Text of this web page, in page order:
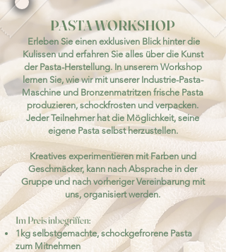
PASTA WORKSHOP
Erleben Sie einen exklusiven Blick hinter die
Kulissen und erfahren Sie alles über die Kunst
der Pasta-Herstellung. In unserem Workshop
lernen Sie, wie wir mit unserer Industrie-Pasta-
Maschine und Bronzenmatritzen frische Pasta
produzieren, schockfrosten und verpacken.
Jeder Teilnehmer hat die Möglichkeit, seine
eigene Pasta selbst herzustellen.
Kreatives experimentieren mit Farben und
Geschmäcker, kann nach Absprache in der
Gruppe und nach vorheriger Vereinbarung mit
uns, organisiert werden.
Im Preis inbegriffen:
1kg selbstgemachte, schockgefrorene Pasta
zum Mitnehmen